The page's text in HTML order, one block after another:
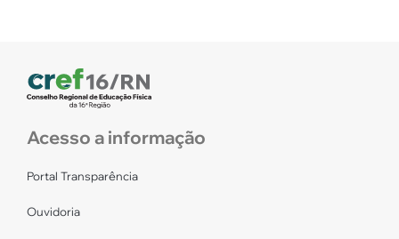
Acesso a informação
Portal Transparência
Ouvidoria